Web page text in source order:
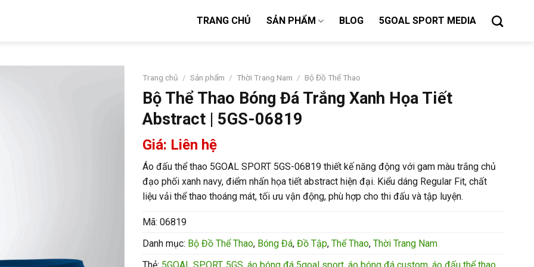
TRANG CHỦ SẢN PHẨM BLOG 5GOAL SPORT MEDIA
Trang chủ / Sản phẩm / Thời Trang Nam / Bộ Đồ Thể Thao
Bộ Thể Thao Bóng Đá Trắng Xanh Họa Tiết
Abstract | 5GS-06819
Giá: Liên hệ
Áo đấu thể thao 5GOAL SPORT 5GS-06819 thiết kế năng động với gam màu trắng chủ
đạo phối xanh navy, điểm nhấn họa tiết abstract hiện đại. Kiểu dáng Regular Fit, chất
liệu vải thể thao thoáng mát, tối ưu vận động, phù hợp cho thi đấu và tập luyện.
Mã: 06819
Danh mục: Bộ Đồ Thể Thao, Bóng Đá, Đồ Tập, Thể Thao, Thời Trang Nam
Thẻ: 5GOAL SPORT, 5GS, áo bóng đá 5goal sport, áo bóng đá custom, áo đấu thể thao